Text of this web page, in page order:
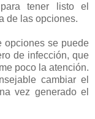
tener listo el
de las opciones.
opciones se puede
de infección, que
poco la atención.
cambiar el
vez generado el